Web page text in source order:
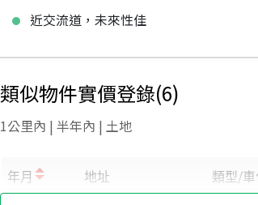
近交流道，未來性佳
類似物件實價登錄(6)
1公里內 | 半年內 | 土地